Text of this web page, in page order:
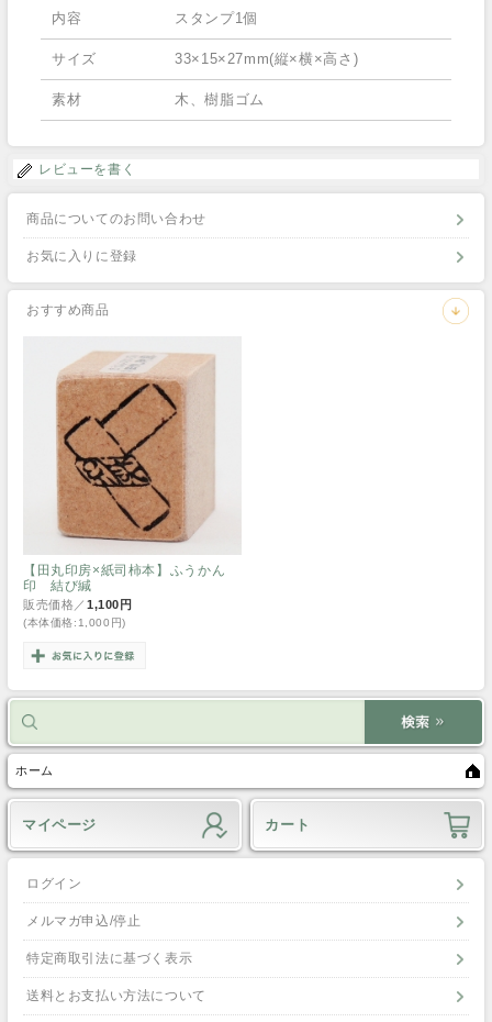
内容 スタンプ1個
サイズ 33×15×27mm(縦×横×高さ)
素材 木、樹脂ゴム
レビューを書く
商品についてのお問い合わせ
お気に入りに登録
おすすめ商品
【田丸印房×紙司柿本】ふうかん
印 結び緘
販売価格／1,100円
(本体価格:1,000円)
ホーム
マイページ カート
ログイン
メルマガ申込/停止
特定商取引法に基づく表示
送料とお支払い方法について